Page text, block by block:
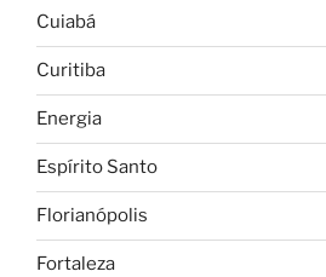
Cuiabá
Curitiba
Energia
Espírito Santo
Florianópolis
Fortaleza